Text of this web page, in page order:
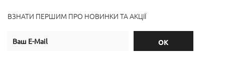
ВЗНАТИ ПЕРШИМ ПРО НОВИНКИ ТА АКЦІЇ